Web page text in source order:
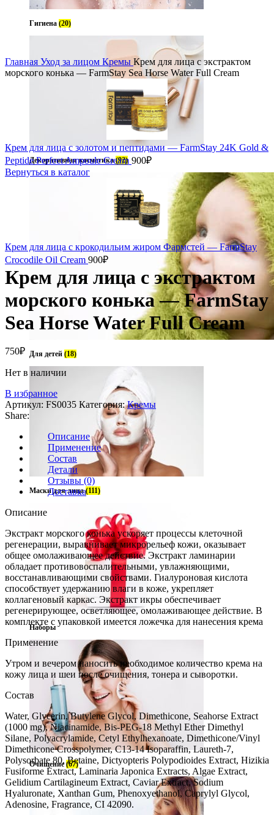
Гигиена (20)
Декоративная косметика(92)
Для детей (18)
Маски для лица(111)
Наборы
Очищение (67)
Главная Уход за лицом Кремы Крем для лица с экстрактом
морского конька — FarmStay Sea Horse Water Full Cream
Крем для лица с золотом и пептидами — FarmStay 24K Gold &
Peptide Perfect Ampoule Cream 900₽
Вернуться в каталог
Крем для лица с крокодильим жиром Фармстей — FarmStay
Crocodile Oil Cream 900₽
Крем для лица с экстрактом
морского конька — FarmStay
Sea Horse Water Full Cream
750₽
Нет в наличии
В избранное
Артикул: FS0035 Категория: Кремы
Share:
Описание
Применение
Состав
Детали
Отзывы (0)
Доставка
Описание
Экстракт морского конька ускоряет процессы клеточной
регенерации, выравнивает микрорельеф кожи, оказывает
общее омолаживающее действие. Экстракт ламинарии
обладает противовоспалительными, увлажняющими,
восстанавливающими свойствами. Гиалуроновая кислота
способствует удержанию влаги в коже, укрепляет
коллагеновый каркас. Экстракт икры обеспечивает
регенерирующее, осветляющее, омолаживающее действие. В
комплекте с упаковкой имеется ложечка для нанесения крема
Применение
Утром и вечером наносить необходимое количество крема на
кожу лица и шеи после очищения, тонера и сыворотки.
Состав
Water, Glycerin, Butylene Glycol, Dimethicone, Seahorse Extract
(1000 mg), Niacinamide, Bis-PEG-18 Methyl Ether Dimethyl
Silane, Polyacrylamide, Cetyl Ethylhexanoate, Dimethicone/Vinyl
Dimethicone Crosspolymer, C13-14 Isoparaffin, Laureth-7,
Polysorbate 80, Betaine, Dictyopteris Polypodioides Extract, Hizikia
Fusiforme Extract, Laminaria Japonica Extracts, Algae Extract,
Gelidium Cartilagineum Extract, Caviar Extract, Sodium
Hyaluronate, Xanthan Gum, Phenoxyethanol, Caprylyl Glycol,
Adenosine, Fragrance, CI 42090.